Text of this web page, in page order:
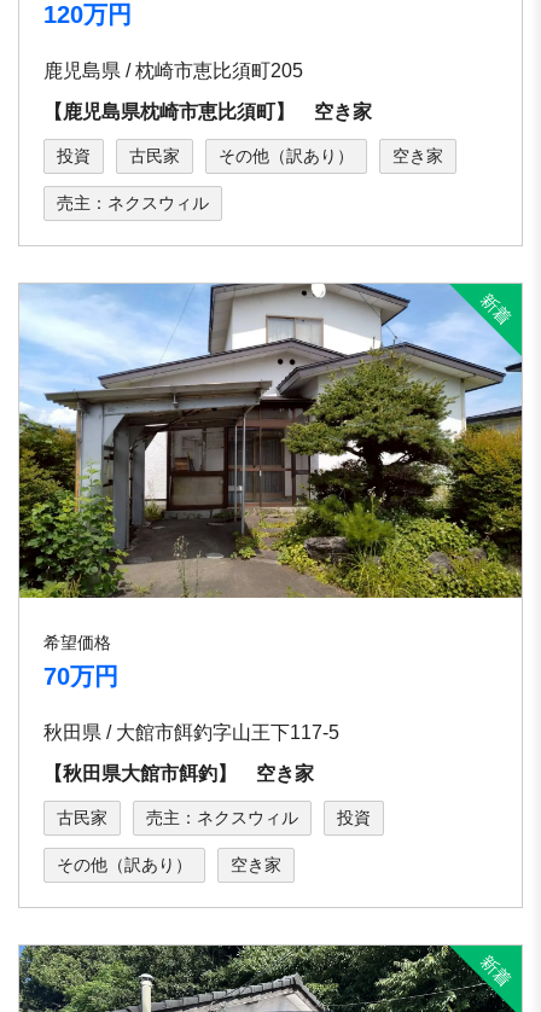
120万円
鹿児島県 / 枕崎市恵比須町205
【鹿児島県枕崎市恵比須町】 空き家
投資 古民家 その他（訳あり） 空き家
売主：ネクスウィル
希望価格
70万円
秋田県 / 大館市餌釣字山王下117-5
【秋田県大館市餌釣】 空き家
古民家 売主：ネクスウィル 投資
その他（訳あり） 空き家